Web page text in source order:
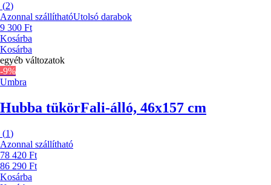
(2)
Azonnal szállíthatóUtolsó darabok
9 300 Ft
Kosárba
Kosárba
egyéb változatok
-9%
Umbra
Hubba tükörFali-álló, 46x157 cm
(1)
Azonnal szállítható
78 420 Ft
86 290 Ft
Kosárba